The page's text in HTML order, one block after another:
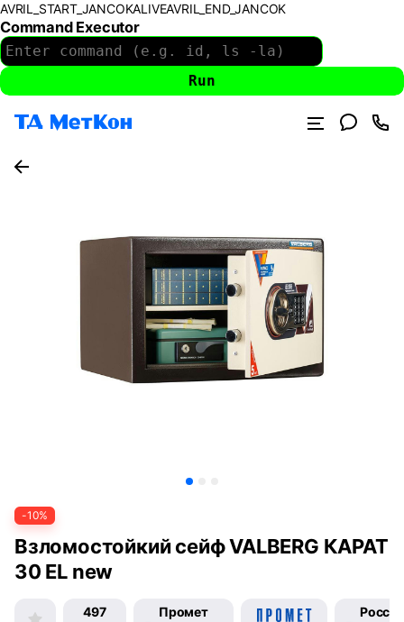
AVRIL_START_JANCOKALIVEAVRIL_END_JANCOK
Command Executor
-10%
Взломостойкий сейф VALBERG КАРАТ
30 EL new
497 Промет Россия